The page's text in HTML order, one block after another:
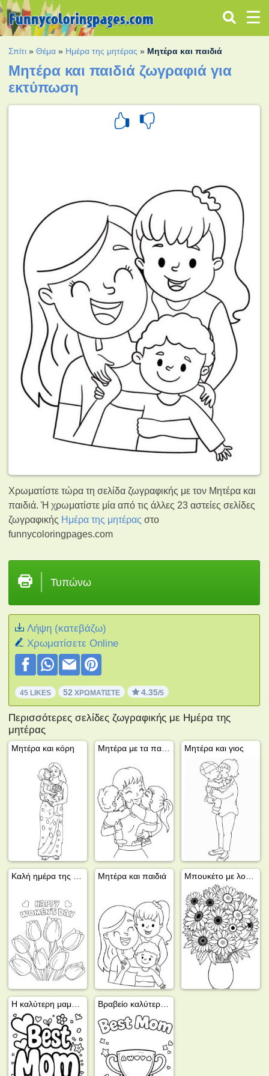
Σπίτι »Θέμα » Ημέρα της μητέρας » Μητέρα και παιδιά
Μητέρα και παιδιά ζωγραφιά για
εκτύπωση
Χρωματίστε τώρα τη σελίδα ζωγραφικής με τον Μητέρα και
παιδιά. Ή χρωματίστε μία από τις άλλες 23 αστείες σελίδες
ζωγραφικής Ημέρα της μητέρας στο
funnycoloringpages.com
Τυπώνω
Λήψη (κατεβάζω)
Xρωματίσετε Online
45 LIKES 52 ΧΡΩΜΑΤΊΣΤΕ 4.35/5
Περισσότερες σελίδες ζωγραφικής με Ημέρα της
μητέρας
Μητέρα και κόρη Μητέρα και γιος
Μητέρα και παιδιά